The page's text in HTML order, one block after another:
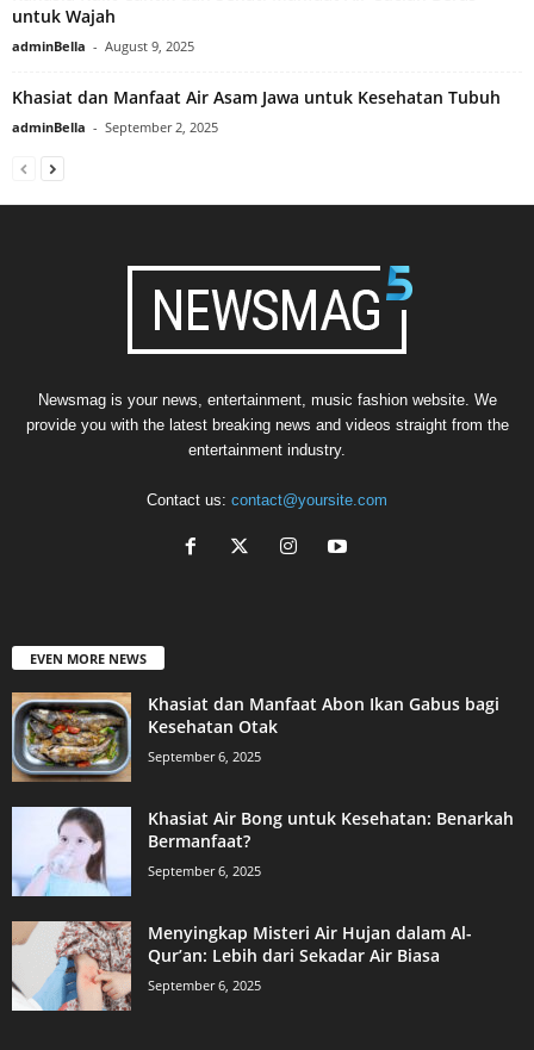
untuk Wajah
adminBella - August 9, 2025
Khasiat dan Manfaat Air Asam Jawa untuk Kesehatan Tubuh
adminBella - September 2, 2025
Newsmag is your news, entertainment, music fashion website. We
provide you with the latest breaking news and videos straight from the
entertainment industry.
Contact us: contact@yoursite.com
EVEN MORE NEWS
Khasiat dan Manfaat Abon Ikan Gabus bagi
Kesehatan Otak
September 6, 2025
Khasiat Air Bong untuk Kesehatan: Benarkah
Bermanfaat?
September 6, 2025
Menyingkap Misteri Air Hujan dalam Al-
Qur’an: Lebih dari Sekadar Air Biasa
September 6, 2025